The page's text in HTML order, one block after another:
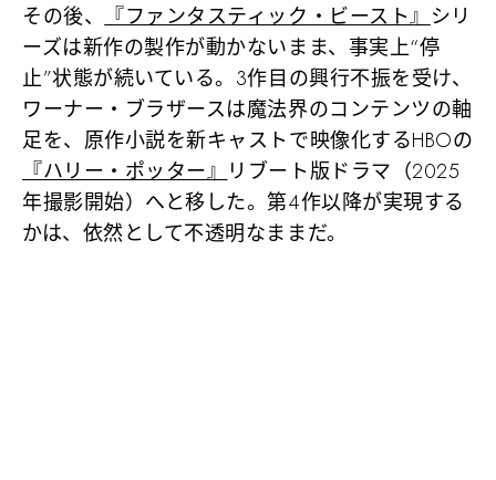
その後、 『ファンタスティック・ビースト』 シリ
ーズは新作の製作が動かないまま、事実上“停
止”状態が続いている。3作目の興行不振を受け、
ワーナー・ブラザースは魔法界のコンテンツの軸
足を、原作小説を新キャストで映像化するHBOの
『ハリー・ポッター』 リブート版ドラマ（2025
年撮影開始）へと移した。第4作以降が実現する
かは、依然として不透明なままだ。